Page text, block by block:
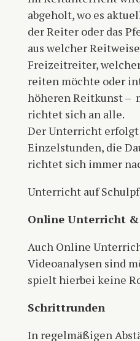
abgeholt, wo es
der Reiter oder das
aus welcher
Freizeitreiter,
reiten möchte oder
höheren Reitkunst –
richtet sich an alle.
Der Unterricht
Einzelstunden, die
richtet sich immer
Unterricht auf
Online Unterricht
Auch Online
Videoanalysen sind
spielt hierbei keine
Schrittrunden
In regelmäßigen